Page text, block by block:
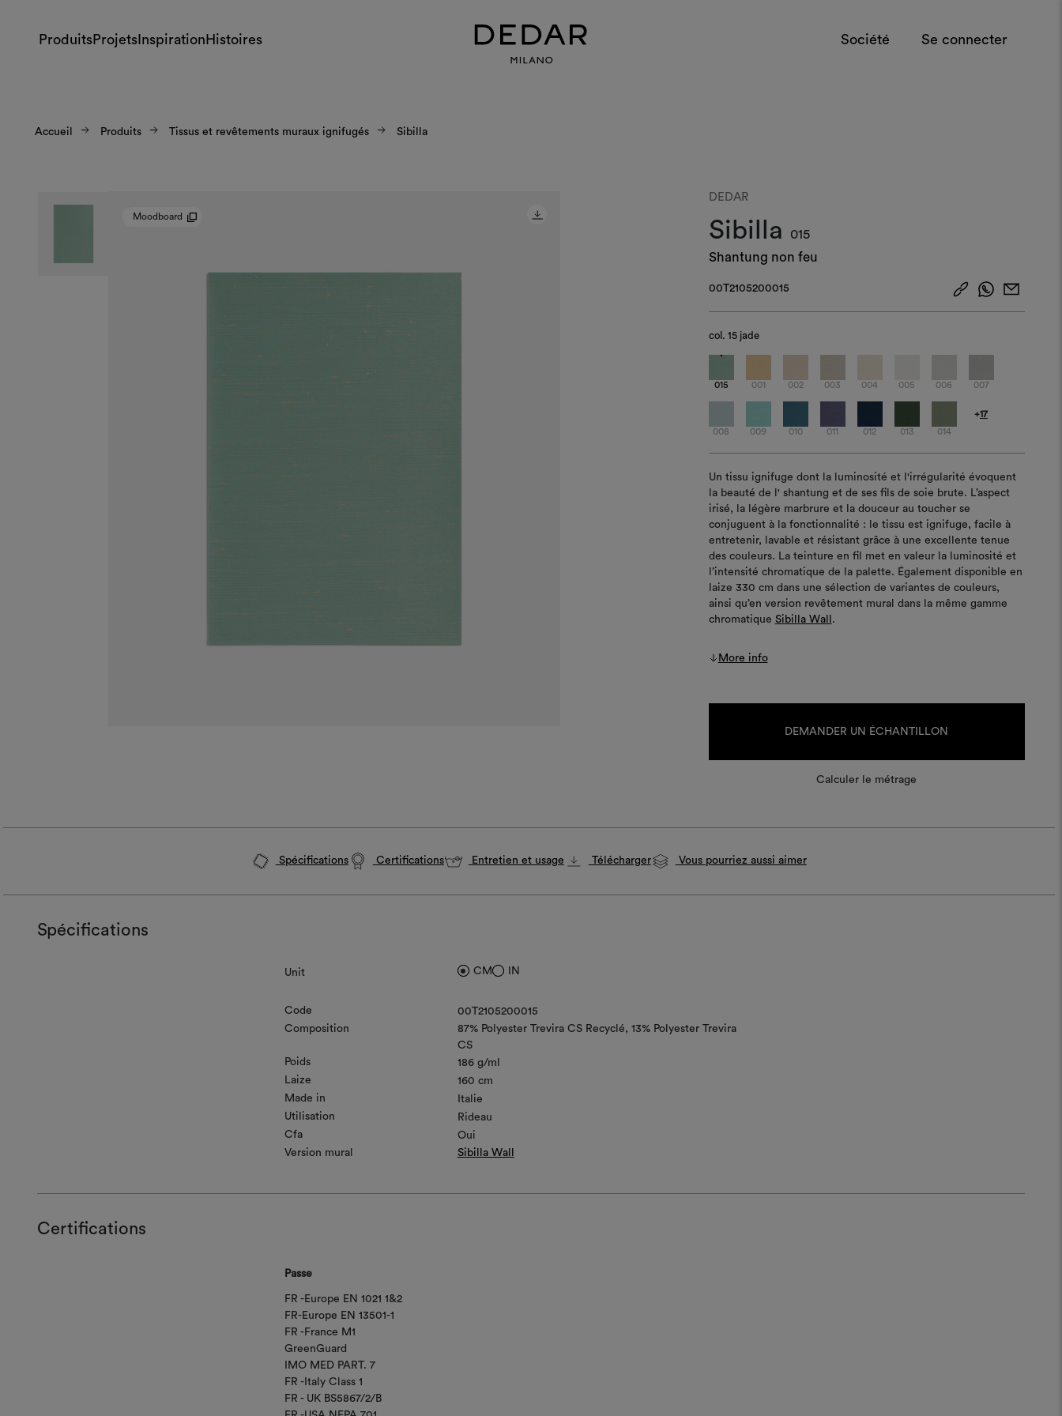
ProduitsProjets Inspiration Histoires Société Se connecter
Accueil Produits Tissus et revêtements muraux ignifugés Sibilla
Moodboard
DEDAR
Sibilla
015
Shantung non feu
00T2105200015
col. 15 jade
015 001 002 003 004 005 006 007
008 009 010 011 012 013 014
+17
Un tissu ignifuge dont la luminosité et l'irrégularité évoquent
la beauté de l' shantung et de ses fils de soie brute. L’aspect
irisé, la légère marbrure et la douceur au toucher se
conjuguent à la fonctionnalité : le tissu est ignifuge, facile à
entretenir, lavable et résistant grâce à une excellente tenue
des couleurs. La teinture en fil met en valeur la luminosité et
l’intensité chromatique de la palette. Également disponible en
laize 330 cm dans une sélection de variantes de couleurs,
ainsi qu’en version revêtement mural dans la même gamme
chromatique Sibilla Wall .
More info
DEMANDER UN ÉCHANTILLON
Calculer le métrage
Spécifications Certifications Entretien et usage Télécharger Vous pourriez aussi aimer
Spécifications
Unit CM IN
Code
00T2105200015
Composition
87% Polyester Trevira CS Recyclé
13% Polyester Trevira
CS
Poids
186 g/ml
Laize
160 cm
Made in
Italie
Utilisation
Rideau
Cfa
Oui
Version mural
Sibilla Wall
Certifications
Passe
FR -Europe EN 1021 1&2
FR-Europe EN 13501-1
FR -France M1
GreenGuard
IMO MED PART. 7
FR -Italy Class 1
FR - UK BS5867/2/B